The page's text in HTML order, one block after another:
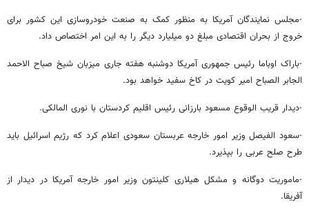
-مجلس نمایندگان آمریکا به منظور کمک به صنعت خودروسازی این کشور برای
خروج از بحران اقتصادی مبلغ دو میلیارد دیگر را به این امر اختصاص داد.
-باراک اوباما رئیس جمهوری آمریکا دوشنبه هفته جاری میزبان شیخ صباح الاحمد
الجابر الصباح امیر کویت در کاخ سفید خواهد بود.
-دیدار قریب الوقوع مسعود بارزانی رئیس اقلیم کردستان با نوری المالکی.
-سعود الفیصل وزیر امور خارجه عربستان سعودی اعلام کرد که رژیم اسرائیل باید
طرح صلح عربی را بپذیرد.
-ماموریت دوگانه و مشکل هیلاری کلینتون وزیر امور خارجه آمریکا در دیدار از
آفریقا.